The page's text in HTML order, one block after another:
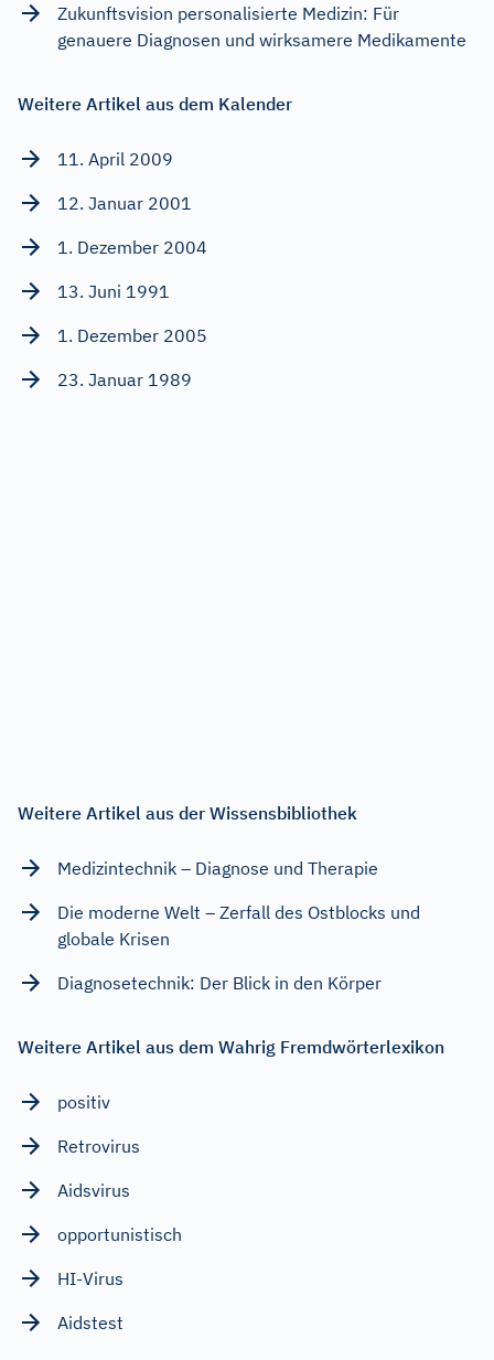
Zukunftsvision personalisierte Medizin: Für
genauere Diagnosen und wirksamere Medikamente
Weitere Artikel aus dem Kalender
11. April 2009
12. Januar 2001
1. Dezember 2004
13. Juni 1991
1. Dezember 2005
23. Januar 1989
Weitere Artikel aus der Wissensbibliothek
Medizintechnik – Diagnose und Therapie
Die moderne Welt – Zerfall des Ostblocks und
globale Krisen
Diagnosetechnik: Der Blick in den Körper
Weitere Artikel aus dem Wahrig Fremdwörterlexikon
positiv
Retrovirus
Aidsvirus
opportunistisch
HI-Virus
Aidstest